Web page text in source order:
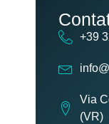
+39
Via
(VR)